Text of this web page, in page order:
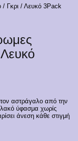
αστράγαλο από την
ύφασμα χωρίς
άνεση κάθε στιγμή